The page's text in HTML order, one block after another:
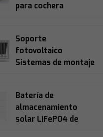
para cochera
Soporte
fotovoltaico
Sistemas de montaje
Batería de
almacenamiento
solar LiFePO4 de